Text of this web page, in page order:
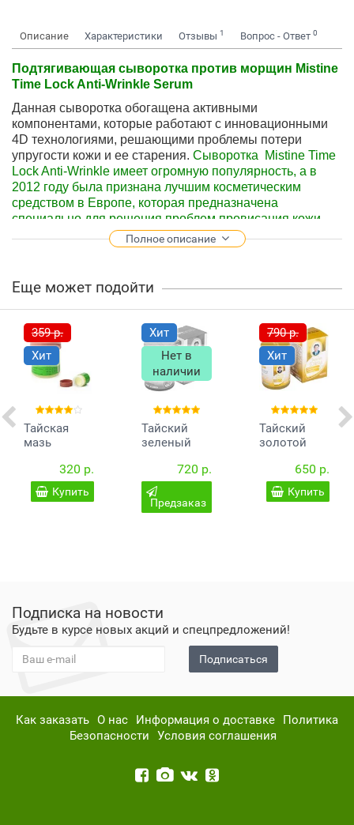
Описание Характеристики Отзывы 1 Вопрос - Ответ 0
Подтягивающая сыворотка против морщин Mistine
Time Lock Anti-Wrinkle Serum
Данная сыворотка обогащена активными
компонентами, которые работают с инновационными
4D технологиями, решающими проблемы потери
упругости кожи и ее старения. Сыворотка Mistine Time
Lock Anti-Wrinkle имеет огромную популярность, а в
2012 году была признана лучшим косметическим
средством в Европе, которая предназначена
специально для решения проблем провисания кожи.
Сыворотка значительно улучшит текстуру кожи, делая
Состав:
пептидный комплекс Progeline, экстракты
трав, витамин Е.
Способ применения: на очищенную кожу лица
кончиками пальцев нанесите небольшое количество
сыворотки. Не смывать! Для лучшего эффекта
рекомендуется применять ежедневно днем и вечером.
Полное описание
Еще может подойти
359 р.
Хит
Тайская
мазь
псориаза и
заболеваний
кожи 29А
320 р.
Купить
Хит
Нет в
наличии
Тайский
зеленый
Wang Prom
50 гр.
720 р.
Предзаказ
790 р.
Хит
Тайский
золотой
Wang Prom
Gold 50 гр.
650 р.
Купить
Подписка на новости
Будьте в курсе новых акций и спецпредложений!
Подписаться
Как заказать О нас Информация о доставке
Политика
Безопасности
Условия соглашения